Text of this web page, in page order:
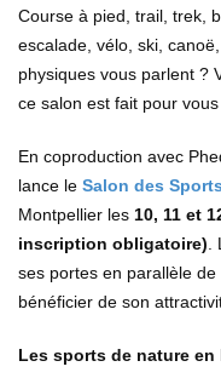
Course à pied, trail, trek,
escalade, vélo, ski,
physiques vous parlent ?
ce salon est fait pour vous
En coproduction avec
lance le Salon des
Montpellier les 10, 11 et
inscription obligatoire)
ses portes en parallèle de
bénéficier de son
Les sports de nature en